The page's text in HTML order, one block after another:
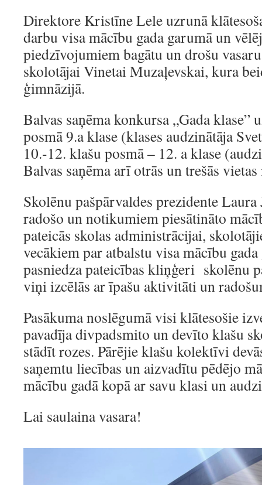
Direktore Kristīne Lele uzrunā
darbu visa mācību gada garumā un
piedzīvojumiem bagātu un drošu
skolotājai Vinetai Muzaļevskai, kura
ģimnāzijā.
Balvas saņēma konkursa „Gada klase”
posmā 9.a klase (klases audzinātāja
10.-12. klašu posmā – 12. a klase
Balvas saņēma arī otrās un trešās
Skolēnu pašpārvaldes prezidente
radošo un notikumiem piesātināto
pateicās skolas administrācijai,
vecākiem par atbalstu visa mācību
pasniedza pateicības kliņģeri skolēnu
viņi izcēlās ar īpašu aktivitāti un
Pasākuma noslēgumā visi klātesošie
pavadīja divpadsmito un devīto klašu
stādīt rozes. Pārējie klašu kolektīvi
saņemtu liecības un aizvadītu pēdējo
mācību gadā kopā ar savu klasi un
Lai saulaina vasara!